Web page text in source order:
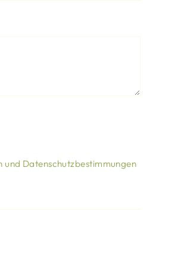
und Datenschutzbestimmungen